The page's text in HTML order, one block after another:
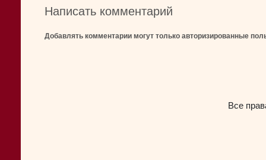
Написать комментарий
Добавлять комментарии могут только авторизированные
Все